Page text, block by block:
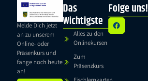
Melde Dich jetzt
an zu unserem
Online- oder
Präsenkurs und
fange noch heute
an!
Das
Wichtigste
Alles zu den
Onlinekursen
Zum
Präsenzkurs
Folge uns!